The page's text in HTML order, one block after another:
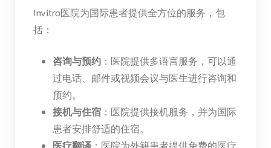
Invitro医院为国际患者提供全方位的服务，包
括：
咨询与预约：医院提供多语言服务，可以通
过电话、邮件或视频会议与医生进行咨询和
预约。
接机与住宿：医院提供接机服务，并为国际
患者安排舒适的住宿。
医疗翻译：医院为外籍患者提供免费的医疗